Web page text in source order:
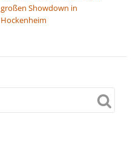
großen Showdown in
Hockenheim